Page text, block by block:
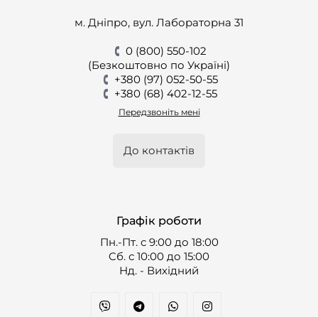
м. Дніпро, вул. Лабораторна 31
0 (800) 550-102
(Безкоштовно по Україні)
+380 (97) 052-50-55
+380 (68) 402-12-55
Передзвоніть мені
До контактів
Графік роботи
Пн.-Пт. с 9:00 до 18:00
Cб. с 10:00 до 15:00
Нд. - Вихідний